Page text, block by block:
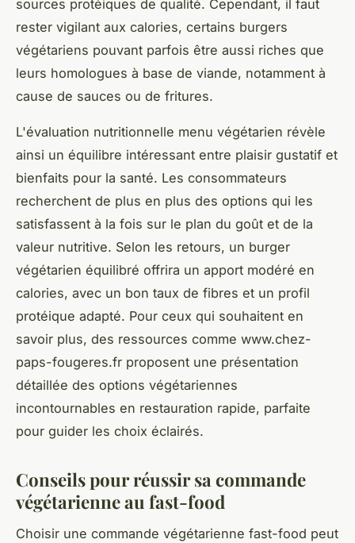
sources protéiques de qualité. Cependant, il faut
rester vigilant aux calories, certains burgers
végétariens pouvant parfois être aussi riches que
leurs homologues à base de viande, notamment à
cause de sauces ou de fritures.
L'évaluation nutritionnelle menu végétarien révèle
ainsi un équilibre intéressant entre plaisir gustatif et
bienfaits pour la santé. Les consommateurs
recherchent de plus en plus des options qui les
satisfassent à la fois sur le plan du goût et de la
valeur nutritive. Selon les retours, un burger
végétarien équilibré offrira un apport modéré en
calories, avec un bon taux de fibres et un profil
protéique adapté. Pour ceux qui souhaitent en
savoir plus, des ressources comme www.chez-
paps-fougeres.fr proposent une présentation
détaillée des options végétariennes
incontournables en restauration rapide, parfaite
pour guider les choix éclairés.
Conseils pour réussir sa commande
végétarienne au fast-food
Choisir une commande végétarienne fast-food peut